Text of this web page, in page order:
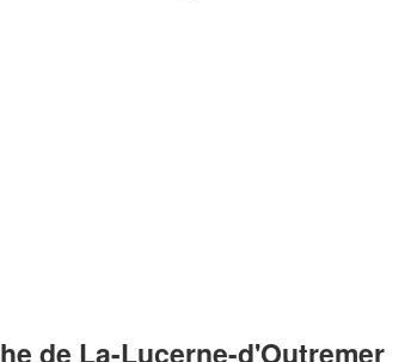
de La-Lucerne-d'Outremer